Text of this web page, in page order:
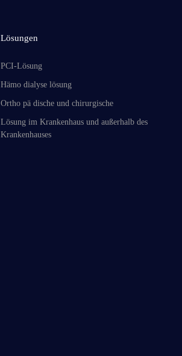
Lösungen
PCI-Lösung
Hämo dialyse lösung
Ortho pä dische und chirurgische
Lösung im Krankenhaus und außerhalb des
Krankenhauses